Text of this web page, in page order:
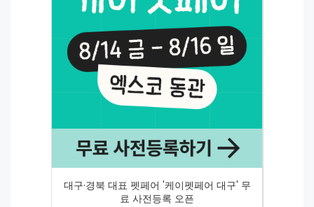
대구·경북 대표 펫페어 '케이펫페어 대구' 무
료 사전등록 오픈